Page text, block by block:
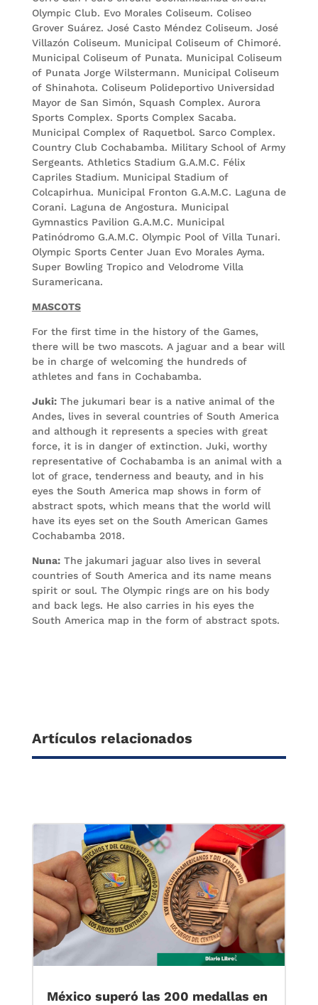
Olympic Club. Evo Morales Coliseum. Coliseo
Grover Suárez. José Casto Méndez Coliseum. José
Villazón Coliseum. Municipal Coliseum of Chimoré.
Municipal Coliseum of Punata. Municipal Coliseum
of Punata Jorge Wilstermann. Municipal Coliseum
of Shinahota. Coliseum Polideportivo Universidad
Mayor de San Simón, Squash Complex. Aurora
Sports Complex. Sports Complex Sacaba.
Municipal Complex of Raquetbol. Sarco Complex.
Country Club Cochabamba. Military School of Army
Sergeants. Athletics Stadium G.A.M.C. Félix
Capriles Stadium. Municipal Stadium of
Colcapirhua. Municipal Fronton G.A.M.C. Laguna de
Corani. Laguna de Angostura. Municipal
Gymnastics Pavilion G.A.M.C. Municipal
Patinódromo G.A.M.C. Olympic Pool of Villa Tunari.
Olympic Sports Center Juan Evo Morales Ayma.
Super Bowling Tropico and Velodrome Villa
Suramericana.
MASCOTS
For the first time in the history of the Games,
there will be two mascots. A jaguar and a bear will
be in charge of welcoming the hundreds of
athletes and fans in Cochabamba.
Juki:The jukumari bear is a native animal of the
Andes, lives in several countries of South America
and although it represents a species with great
force, it is in danger of extinction. Juki, worthy
representative of Cochabamba is an animal with a
lot of grace, tenderness and beauty, and in his
eyes the South America map shows in form of
abstract spots, which means that the world will
have its eyes set on the South American Games
Cochabamba 2018.
Nuna:The jakumari jaguar also lives in several
countries of South America and its name means
spirit or soul. The Olympic rings are on his body
and back legs. He also carries in his eyes the
South America map in the form of abstract spots.
Artículos relacionados
México superó las 200 medallas en